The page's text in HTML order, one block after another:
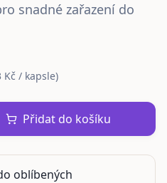
snadné zařazení do
Kč / kapsle)
Přidat do košíku
oblíbených